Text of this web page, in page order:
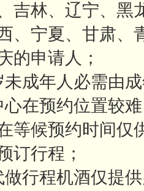
吉林、辽宁、黑
、宁夏、甘肃、
的申请人；
未成年人必需由
在预约位置较
等候预约时间仅
订行程；
做行程机酒仅提